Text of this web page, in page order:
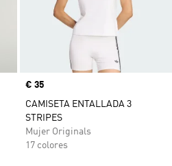
Precio
€ 35
CAMISETA ENTALLADA 3
STRIPES
Mujer Originals
17 colores